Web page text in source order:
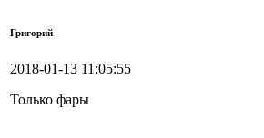
Григорий
2018-01-13 11:05:55
Только фары